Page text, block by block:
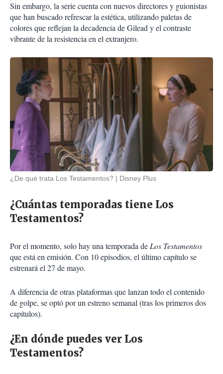
Sin embargo, la serie cuenta con nuevos directores y guionistas
que han buscado refrescar la estética, utilizando paletas de
colores que reflejan la decadencia de Gilead y el contraste
vibrante de la resistencia en el extranjero.
¿De qué trata Los Testamentos? Disney Plus
¿Cuántas temporadas tiene Los
Testamentos?
Por el momento, solo hay una temporada deLos Testamentos
que está en emisión. Con 10 episodios, el último capítulo se
estrenará el 27 de mayo.
A diferencia de otras plataformas que lanzan todo el contenido
de golpe, se optó por un estreno semanal (tras los primeros dos
capítulos).
¿En dónde puedes ver Los
Testamentos?